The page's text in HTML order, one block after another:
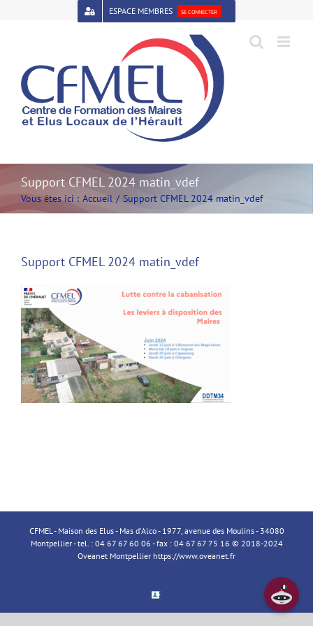
Open toolbar
ESPACE MEMBRES SE CONNECTER
Support CFMEL 2024 matin_vdef
Vous êtes ici : Accueil Support CFMEL 2024 matin_vdef
Support CFMEL 2024 matin_vdef
CFMEL - Maison des Elus - Mas d'Alco - 1977, avenue des Moulins - 34080
Montpellier - tel. : 04 67 67 60 06 - fax : 04 67 67 75 16 © 2018-2024
Oveanet Montpellier https://www.oveanet.fr
Espace